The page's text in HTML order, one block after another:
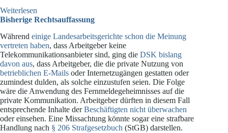
Weiterlesen
Fernmeldegeheimnis
privaten
E-
Mails
im
Betrieb
Bisherige Rechtsauffassung
Während einige Landesarbeitsgerichte schon die Meinung
vertreten haben, dass Arbeitgeber keine
Telekommunikationsanbieter sind, ging die DSK bislang
davon aus, dass Arbeitgeber, die die private Nutzung von
betrieblichen E-Mails oder Internetzugängen gestatten oder
zumindest dulden, als solche einzustufen seien. Die Folge
wäre die Anwendung des Fernmeldegeheimnisses auf die
private Kommunikation. Arbeitgeber dürften in diesem Fall
entsprechende Inhalte derBeschäftigten nicht überwachen
oder einsehen. Eine Missachtung könnte sogar eine strafbare
Handlung nach § 206 Strafgesetzbuch (StGB) darstellen.